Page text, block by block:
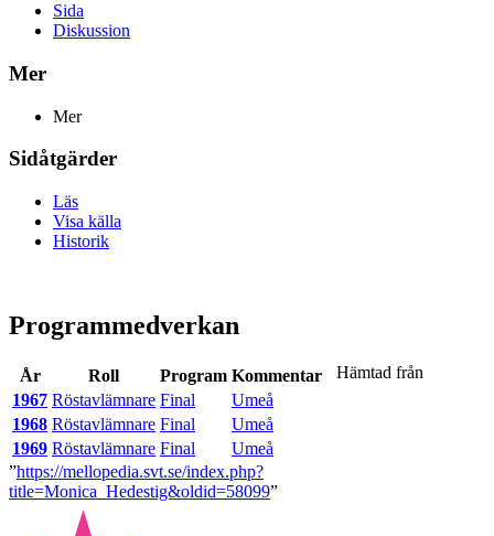
Sida
Diskussion
Mer
Mer
Sidåtgärder
Läs
Visa källa
Historik
Programmedverkan
År Roll Program Kommentar
1967 Röstavlämnare Final
Umeå
1968 Röstavlämnare Final
Umeå
1969 Röstavlämnare Final Umeå
Hämtad från
”https://mellopedia.svt.se/index.php?
title=Monica_Hedestig&oldid=58099”